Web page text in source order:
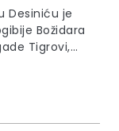
Desiniću je
Božidara
Tigrovi,